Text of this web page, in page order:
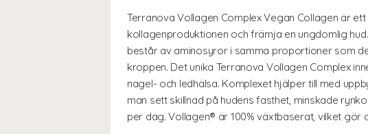
Terranova Vollagen Complex Vegan Collagen är
kollagenproduktionen och främja en ungdomlig
består av aminosyror i samma proportioner som
kroppen. Det unika Terranova Vollagen Complex
nagel- och ledhälsa. Komplexet hjälper till med
man sett skillnad på hudens fasthet, minskade
per dag. Vollagen® är 100% växtbaserat, vilket